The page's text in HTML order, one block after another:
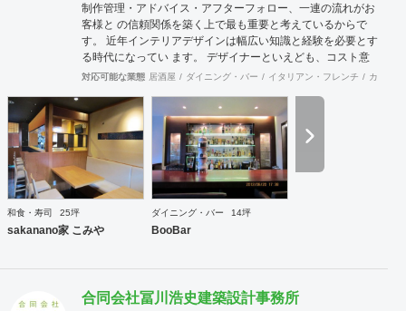
制作管理・アドバイス・アフターフォロー、一連の流れがお
客様と の信頼関係を築く上で最も重要と考えているからで
す。 近年インテリアデザインは幅広い知識と経験を必要とす
る時代になってい ます。 デザイナーといえども、コスト意
識・建築・設備・法規、多方面の経験と 知識が要求されま
験豊富なデザイナー、建築士が、数多くの実績をもとに「よ
い仕 事」を提供できるように努力しております。
対応可能な業態 居酒屋 ダイニング・バー イタリアン・フレンチ カフェ
和食・寿司 25坪
sakanano家 こみや
ダイニング・バー 14坪
BooBar
合同会社冨川浩史建築設計事務所